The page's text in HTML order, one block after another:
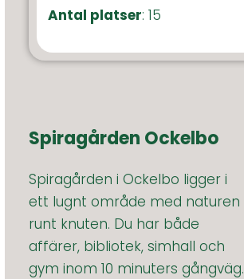
Antal platser: 15
Spiragården Ockelbo
Spiragården i Ockelbo ligger i
ett lugnt område med naturen
runt knuten. Du har både
affärer, bibliotek, simhall och
gym inom 10 minuters gångväg.